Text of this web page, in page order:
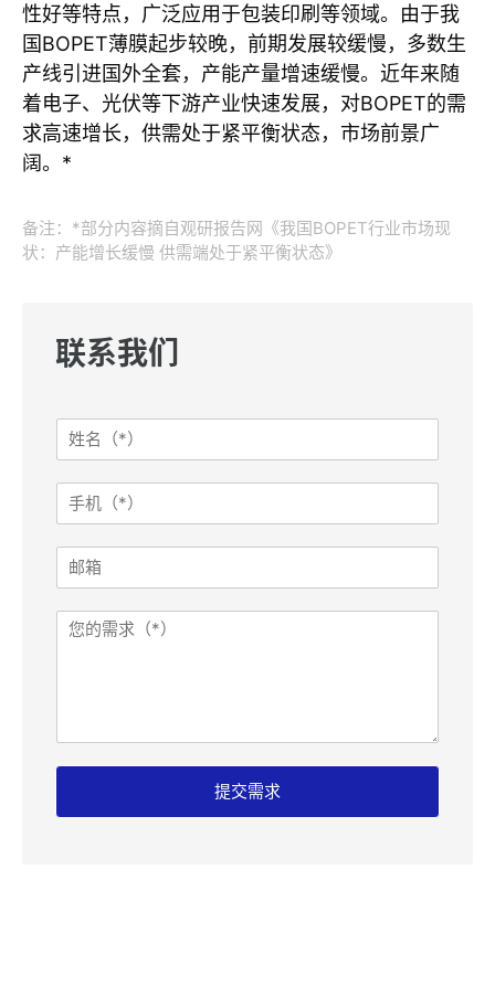
性好等特点，广泛应用于包装印刷等领域。由于我
国BOPET薄膜起步较晚，前期发展较缓慢，多数生
产线引进国外全套，产能产量增速缓慢。近年来随
着电子、光伏等下游产业快速发展，对BOPET的需
求高速增长，供需处于紧平衡状态，市场前景广
阔。*
备注：*部分内容摘自观研报告网《我国BOPET行业市场现
状：产能增长缓慢 供需端处于紧平衡状态》
联系我们
姓
名
手
箱
需
求
邮
留
提交需求